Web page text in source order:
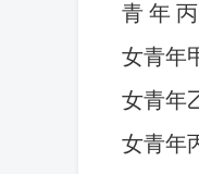
青 年
女青年
女青年
女青年